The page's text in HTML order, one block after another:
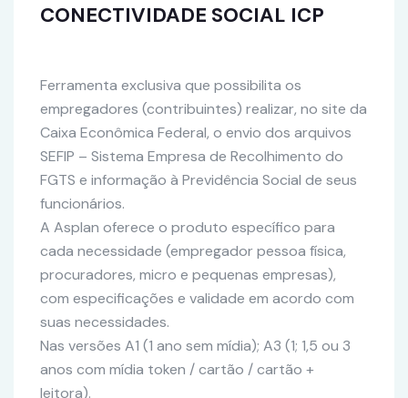
CONECTIVIDADE SOCIAL ICP
Ferramenta exclusiva que possibilita os
empregadores (contribuintes) realizar, no site da
Caixa Econômica Federal, o envio dos arquivos
SEFIP – Sistema Empresa de Recolhimento do
FGTS e informação à Previdência Social de seus
funcionários.
A Asplan oferece o produto específico para
cada necessidade (empregador pessoa física,
procuradores, micro e pequenas empresas),
com especificações e validade em acordo com
suas necessidades.
Nas versões A1 (1 ano sem mídia); A3 (1; 1,5 ou 3
anos com mídia token / cartão / cartão +
leitora).